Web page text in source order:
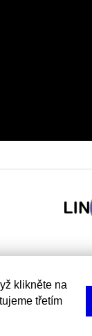
klikněte na
třetím